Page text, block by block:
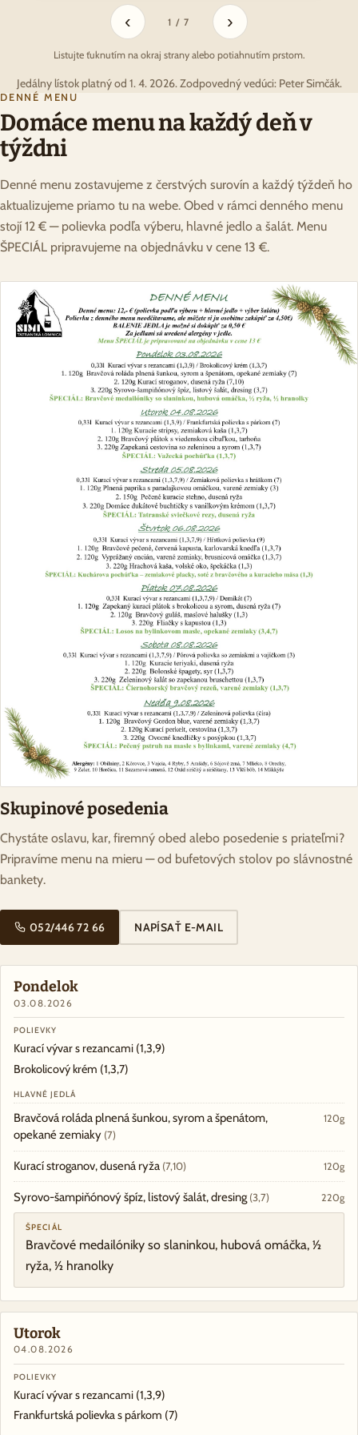
‹ 1 / 7 ›
Listujte ťuknutím na okraj strany alebo potiahnutím prstom.
Jedálny lístok platný od 1. 4. 2026. Zodpovedný vedúci: Peter Simčák.
DENNÉ MENU
Domáce menu na každý deň v
týždni
Denné menu zostavujeme z čerstvých surovín a každý týždeň ho
aktualizujeme priamo tu na webe. Obed v rámci denného menu
stojí 12 € — polievka podľa výberu, hlavné jedlo a šalát. Menu
ŠPECIÁL pripravujeme na objednávku v cene 13 €.
Skupinové posedenia
Chystáte oslavu, kar, firemný obed alebo posedenie s priateľmi?
Pripravíme menu na mieru — od bufetových stolov po slávnostné
bankety.
052/446 72 66 NAPÍSAŤ E-MAIL
Pondelok
03.08.2026
POLIEVKY
Kurací vývar s rezancami (1,3,9)
Brokolicový krém (1,3,7)
HLAVNÉ JEDLÁ
Bravčová roláda plnená šunkou, syrom a špenátom,
opekané zemiaky (7)
120g
Kurací stroganov, dusená ryža (7,10) 120g
Syrovo-šampiňónový špíz, listový šalát, dresing (3,7) 220g
ŠPECIÁL
Bravčové medailóniky so slaninkou, hubová omáčka, ½
ryža, ½ hranolky
Utorok
04.08.2026
POLIEVKY
Kurací vývar s rezancami (1,3,9)
Frankfurtská polievka s párkom (7)